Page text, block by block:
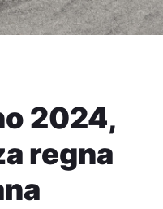
2024,
regna